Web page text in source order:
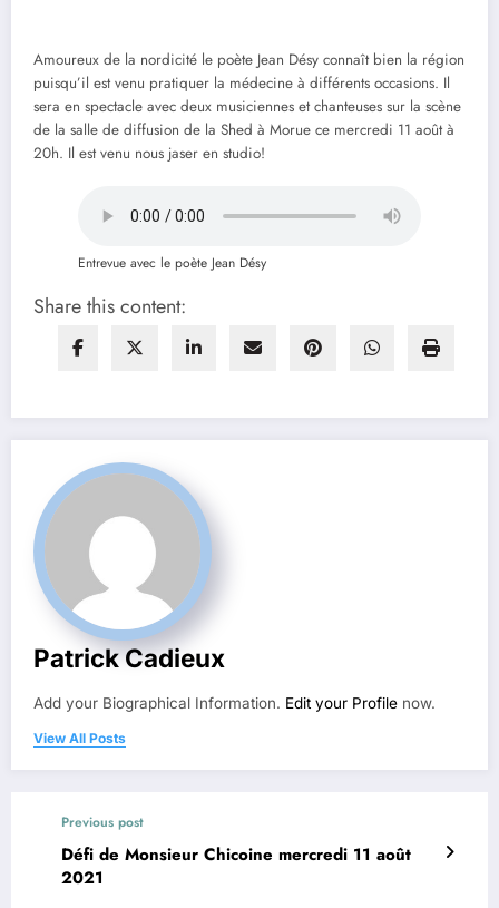
Amoureux de la nordicité le poète Jean Désy connaît bien la région
puisqu’il est venu pratiquer la médecine à différents occasions. Il
sera en spectacle avec deux musiciennes et chanteuses sur la scène
de la salle de diffusion de la Shed à Morue ce mercredi 11 août à
20h. Il est venu nous jaser en studio!
Entrevue avec le poète Jean Désy
Share this content:
Patrick Cadieux
Add your Biographical Information. Edit your Profile now.
View All Posts
Previous post
Défi de Monsieur Chicoine mercredi 11 août
2021